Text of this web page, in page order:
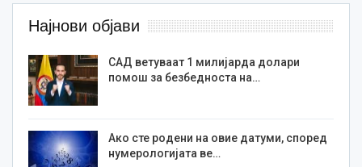
Најнови објави
САД ветуваат 1 милијарда долари
помош за безбедноста на…
Ако сте родени на овие датуми, според
нумерологијата ве…